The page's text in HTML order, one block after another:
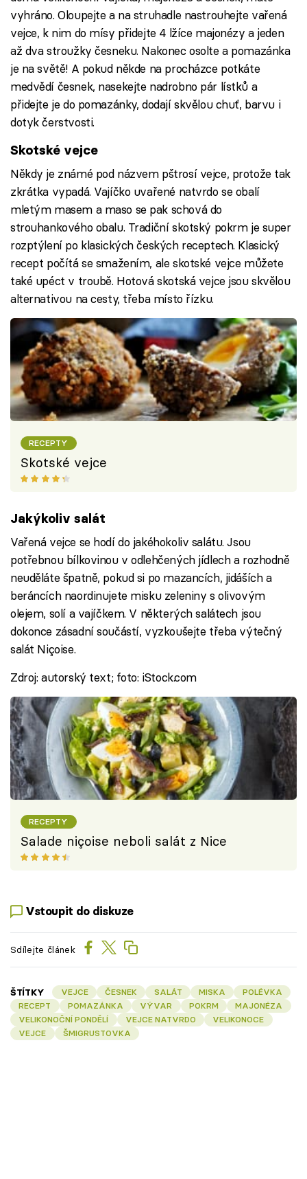
vyhráno. Oloupejte a na struhadle nastrouhejte vařená
vejce, k nim do mísy přidejte 4 lžíce majonézy a jeden
až dva stroužky česneku. Nakonec osolte a pomazánka
je na světě! A pokud někde na procházce potkáte
medvědí česnek, nasekejte nadrobno pár lístků a
přidejte je do pomazánky, dodají skvělou chuť, barvu i
dotyk čerstvosti.
Skotské vejce
Někdy je známé pod názvem pštrosí vejce, protože tak
zkrátka vypadá. Vajíčko uvařené natvrdo se obalí
mletým masem a maso se pak schová do
strouhankového obalu. Tradiční skotský pokrm je super
rozptýlení po klasických českých receptech. Klasický
recept počítá se smažením, ale skotské vejce můžete
také upéct v troubě. Hotová skotská vejce jsou skvělou
alternativou na cesty, třeba místo řízku.
RECEPTY
Skotské vejce
Jakýkoliv salát
Vařená vejce se hodí do jakéhokoliv salátu. Jsou
potřebnou bílkovinou v odlehčených jídlech a rozhodně
neuděláte špatně, pokud si po mazancích, jidáších a
beráncích naordinujete misku zeleniny s olivovým
olejem, solí a vajíčkem. V některých salátech jsou
dokonce zásadní součástí, vyzkoušejte třeba výtečný
salát Niçoise.
Zdroj: autorský text; foto: iStock.com
RECEPTY
Salade niçoise neboli salát z Nice
Vstoupit do diskuze
Sdílejte článek
ŠTÍTKY VEJCE ČESNEK SALÁT MISKA
POLÉVKA
RECEPT
POMAZÁNKA VÝVAR POKRM
MAJONÉZA
VELIKONOČNÍ PONDĚLÍ
VEJCE NATVRDO
VELIKONOCE
VEJCE
ŠMIGRUSTOVKA